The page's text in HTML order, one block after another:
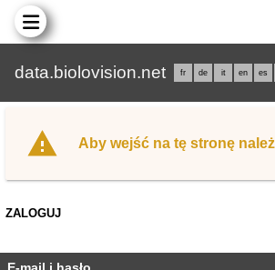
data.biolovision.net fr de it en es
Aby wejść na tę stronę
ZALOGUJ
E-mail i hasło